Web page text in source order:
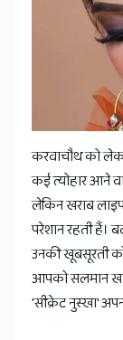
करवाचौथ को
कई त्योहार आने
लेकिन खराब
परेशान रहती हैं।
उनकी खूबसूरती
आपको सलमान
'सीक्रेट नुस्खा'